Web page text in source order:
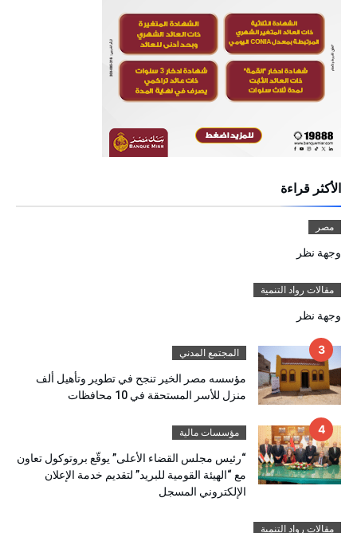
الأكثر قراءة
مصر
وجهة نظر
مقالات رواد التنمية
وجهة نظر
المجتمع المدني
مؤسسه مصر الخير تنجح في تطوير وتأهيل ألف
منزل للأسر المستحقة في 10 محافظات
مؤسسات مالية
“رئيس مجلس القضاء الأعلى” يوقّع بروتوكول تعاون
مع “الهيئة القومية للبريد” لتقديم خدمة الإعلان
الإلكتروني المسجل
مقالات رواد التنمية